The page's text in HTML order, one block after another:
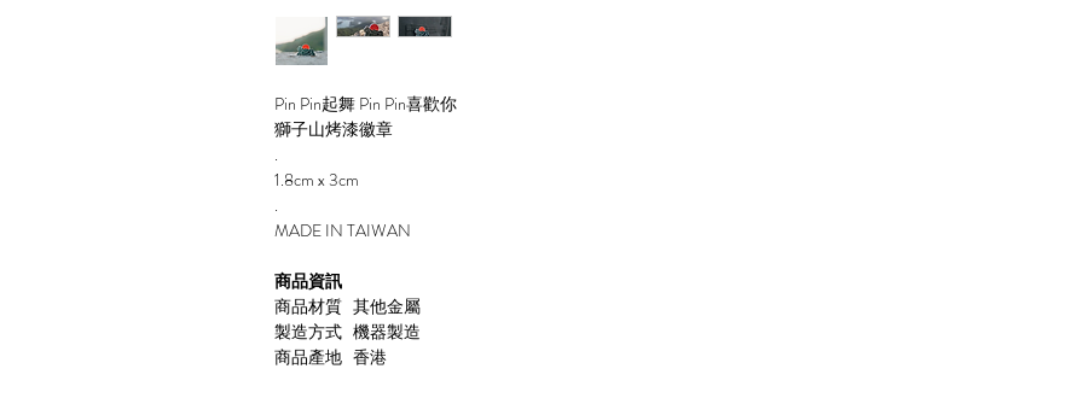
Pin Pin起舞 Pin Pin喜歡你
獅子山烤漆徽章
.
1.8cm x 3cm
.
MADE IN TAIWAN
商品資訊
商品材質 其他金屬
製造方式 機器製造
商品產地 香港